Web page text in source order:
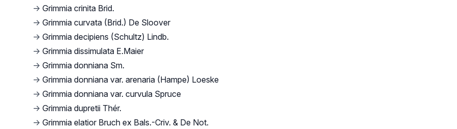
→ Grimmia crinita Brid.
→ Grimmia curvata (Brid.) De Sloover
→ Grimmia decipiens (Schultz) Lindb.
→ Grimmia dissimulata E.Maier
→ Grimmia donniana Sm.
→ Grimmia donniana var. arenaria (Hampe) Loeske
→ Grimmia donniana var. curvula Spruce
→ Grimmia dupretii Thér.
→ Grimmia elatior Bruch ex Bals.-Criv. & De Not.